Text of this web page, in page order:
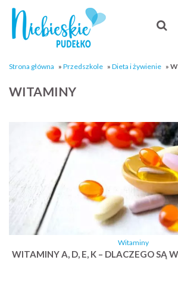
Strona główna » Przedszkole » Dieta i żywienie »
WITAMINY
Witaminy
WITAMINY A, D, E, K – DLACZEGO SĄ